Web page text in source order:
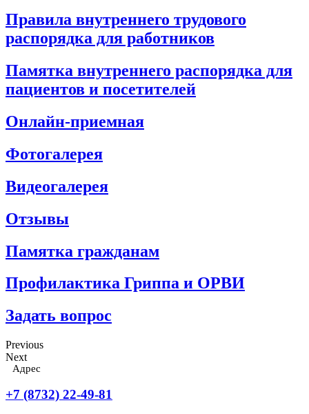
Правила внутреннего трудового
распорядка для работников
Памятка внутреннего распорядка для
пациентов и посетителей
Онлайн-приемная
Фотогалерея
Видеогалерея
Отзывы
Памятка гражданам
Профилактика Гриппа и ОРВИ
Задать вопрос
Previous
Next
Адрес
+7 (8732) 22-49-81